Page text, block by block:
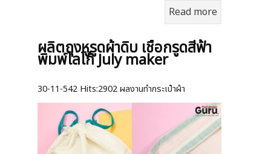
Read more
ผลิตถุงหูรูดผ้าดิบ เชือกรูดสีฟ้า
พิมพ์โลโก้ July maker
30-11-542 Hits:2902 ผลงานทำกระเป๋าผ้า